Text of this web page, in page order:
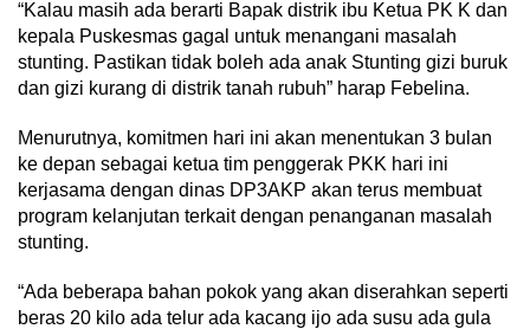
“Kalau masih ada berarti Bapak distrik ibu Ketua PK K dan
kepala Puskesmas gagal untuk menangani masalah
stunting. Pastikan tidak boleh ada anak Stunting gizi buruk
dan gizi kurang di distrik tanah rubuh” harap Febelina.
Menurutnya, komitmen hari ini akan menentukan 3 bulan
ke depan sebagai ketua tim penggerak PKK hari ini
kerjasama dengan dinas DP3AKP akan terus membuat
program kelanjutan terkait dengan penanganan masalah
stunting.
“Ada beberapa bahan pokok yang akan diserahkan seperti
beras 20 kilo ada telur ada kacang ijo ada susu ada gula